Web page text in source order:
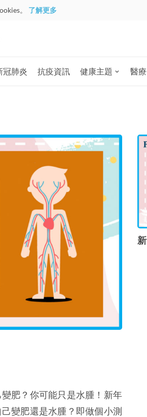
。 了解更多
冠肺炎 抗疫資訊 健康主題 醫
肥？你可能只是水腫！新年
變肥還是水腫？即做個小測